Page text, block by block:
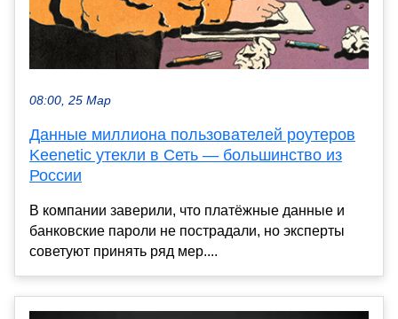
08:00, 25 Мар
Данные миллиона пользователей роутеров
Keenetic утекли в Сеть — большинство из
России
В компании заверили, что платёжные данные и
банковские пароли не пострадали, но эксперты
советуют принять ряд мер....